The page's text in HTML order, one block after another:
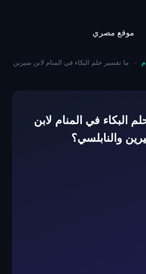
موقع مصري
-
ما تفسير حلم البكاء في المنام لابن سيرين
البكاء في المنام لابن
والنابلسي؟